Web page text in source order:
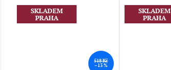
SKLADEM
PRAHA
518 Kč
–13 %
SKLADEM
PRAHA